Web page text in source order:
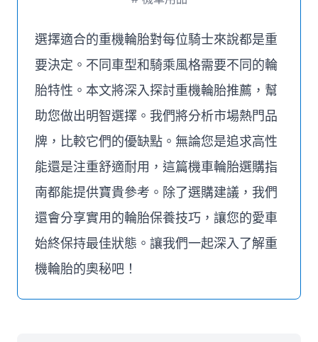
選擇適合的重機輪胎對每位騎士來說都是重
要決定。不同車型和騎乘風格需要不同的輪
胎特性。本文將深入探討重機輪胎推薦，幫
助您做出明智選擇。我們將分析市場熱門品
牌，比較它們的優缺點。無論您是追求高性
能還是注重舒適耐用，這篇機車輪胎選購指
南都能提供寶貴參考。除了選購建議，我們
還會分享實用的輪胎保養技巧，讓您的愛車
始終保持最佳狀態。讓我們一起深入了解重
機輪胎的奧秘吧！